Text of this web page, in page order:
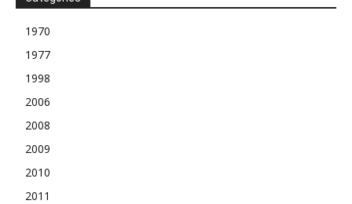
1970
1977
1998
2006
2008
2009
2010
2011